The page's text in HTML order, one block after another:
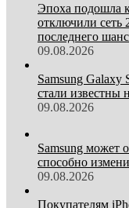
Эпоха подошла
отключили сеть
последнего
09.08.2026
Samsung
стали известны
09.08.2026
Samsung может
способно
09.08.2026
Покупателям